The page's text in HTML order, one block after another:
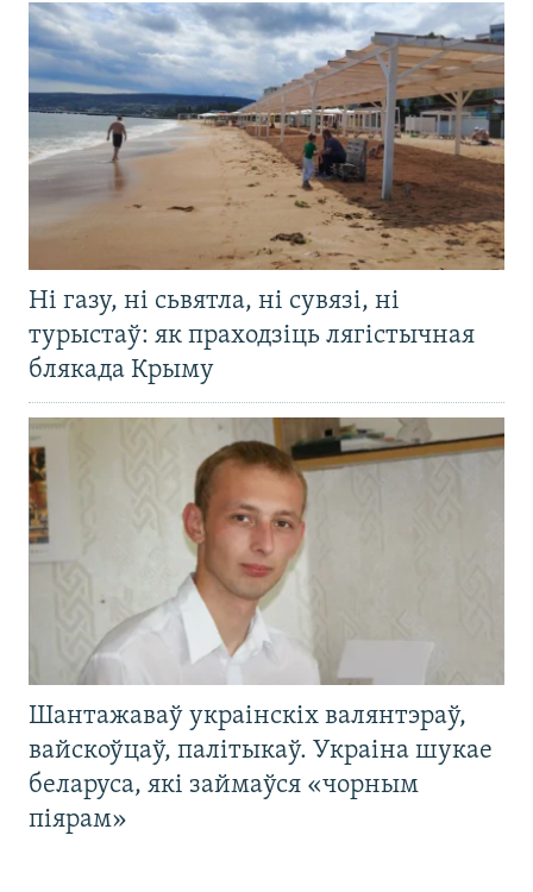
Ні газу, ні сьвятла, ні сувязі, ні
турыстаў: як праходзіць лягістычная
блякада Крыму
Шантажаваў украінскіх валянтэраў,
вайскоўцаў, палітыкаў. Украіна шукае
беларуса, які займаўся «чорным
піярам»